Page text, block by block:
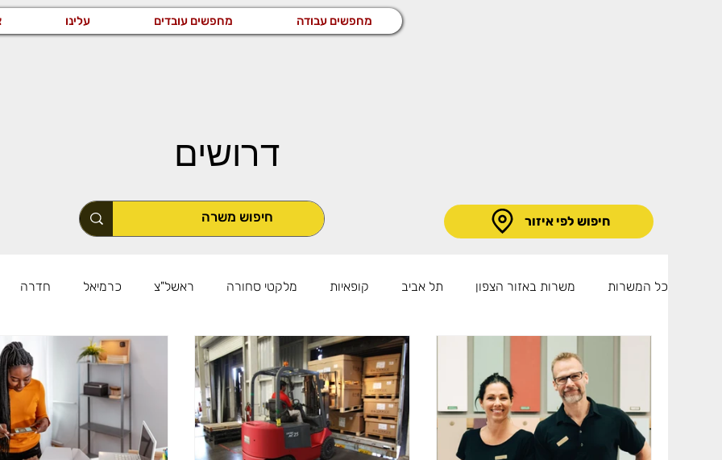
מחפשים עבודה מחפשים עובדים עלינו
דרושים
חיפוש לפי איזור
כל המשרות משרות באזור הצפון תל אביב קופאיות מלקטי סחורה ראשל"צ כרמיאל חדרה
משרות באזור השרון משרות באזור המרכז משרות באזור הדרום כללי טכני
מזכירות ואדמיניסטרציה ייצור ותעשייה לוגיסטיקה ומחסן מפעיל מכונה הנהלת חשבונות